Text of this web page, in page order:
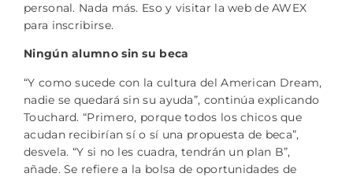
personal. Nada más. Eso y visitar la web de AWEX
para inscribirse.
Ningún alumno sin su beca
“Y como sucede con la cultura del American Dream,
nadie se quedará sin su ayuda”, continúa explicando
Touchard. “Primero, porque todos los chicos que
acudan recibirían sí o sí una propuesta de beca”,
desvela. “Y si no les cuadra, tendrán un plan B”,
añade. Se refiere a la bolsa de oportunidades de